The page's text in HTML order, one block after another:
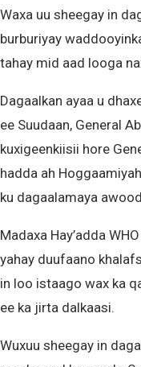
Waxa uu sheegay in
burburiyay
tahay mid aad looga
Dagaalkan ayaa u
ee Suudaan, General
kuxigeenkiisii hore
hadda ah
ku dagaalamaya
Madaxa Hay’adda
yahay duufaano
in loo istaago wax ka
ee ka jirta dalkaasi.
Wuxuu sheegay in